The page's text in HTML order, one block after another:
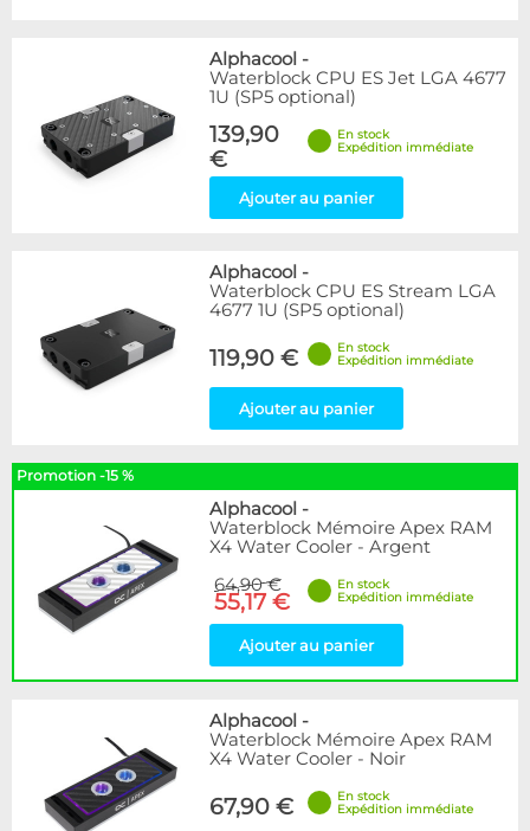
Alphacool -
Waterblock CPU ES Jet LGA 4677
1U (SP5 optional)
139,90
€
En stock
Expédition immédiate
Ajouter au panier
Alphacool -
Waterblock CPU ES Stream LGA
4677 1U (SP5 optional)
119,90 €
En stock
Expédition immédiate
Ajouter au panier
Promotion -15 %
Alphacool -
Waterblock Mémoire Apex RAM
X4 Water Cooler - Argent
64,90 €
55,17 €
En stock
Expédition immédiate
Ajouter au panier
Alphacool -
Waterblock Mémoire Apex RAM
X4 Water Cooler - Noir
67,90 €
En stock
Expédition immédiate